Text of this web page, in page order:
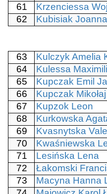
61
Krzenciessa
62
Kubisiak Joanna
63
Kulczyk Amelia
64
Kulessa
65
Kupczak Emil
66
Kupczak
67
Kupzok Leon
68
Kurkowska
69
Kvasnytska
70
Kwaśniewska
71
Lesińska Lena
72
Łakomski
73
Macyna Hanna